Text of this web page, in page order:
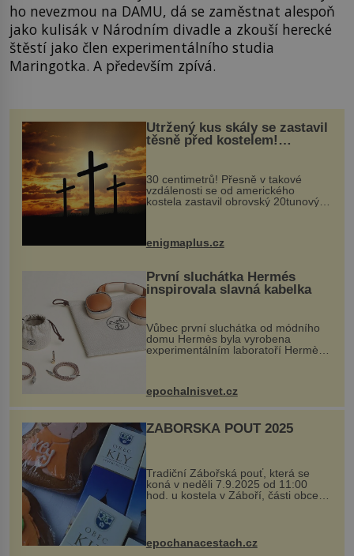
ho nevezmou na DAMU, dá se zaměstnat alespoň
jako kulisák v Národním divadle a zkouší herecké
štěstí jako člen experimentálního studia
Maringotka. A především zpívá.
Utržený kus skály se zastavil
těsně před kostelem!
Ochránila ho boží síla?
30 centimetrů! Přesně v takové
vzdálenosti se od amerického
kostela zastavil obrovský 20tunový
...
enigmaplus.cz
První sluchátka Hermés
inspirovala slavná kabelka
Vůbec první sluchátka od módního
domu Hermès byla vyrobena
experimentálním laboratoří Hermès
kovový...
epochalnisvet.cz
ZÁBOŘSKÁ POUŤ 2025
Tradiční Zábořská pouť, která se
koná v neděli 7.9.2025 od 11:00
hod. u kostela v Záboří, části obce
Kly u Mělníka. V programu naleznete
komentovanou prohlídku kostela,
epochanacestach.cz